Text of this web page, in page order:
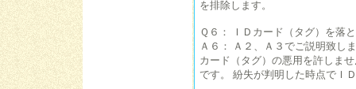
を排除します。
Ｑ６： ＩＤカード（タグ）を落
Ａ６： Ａ２、Ａ３でご説明致し
カード（タグ）の悪用を許しま
です。 紛失が判明した時点でＩ